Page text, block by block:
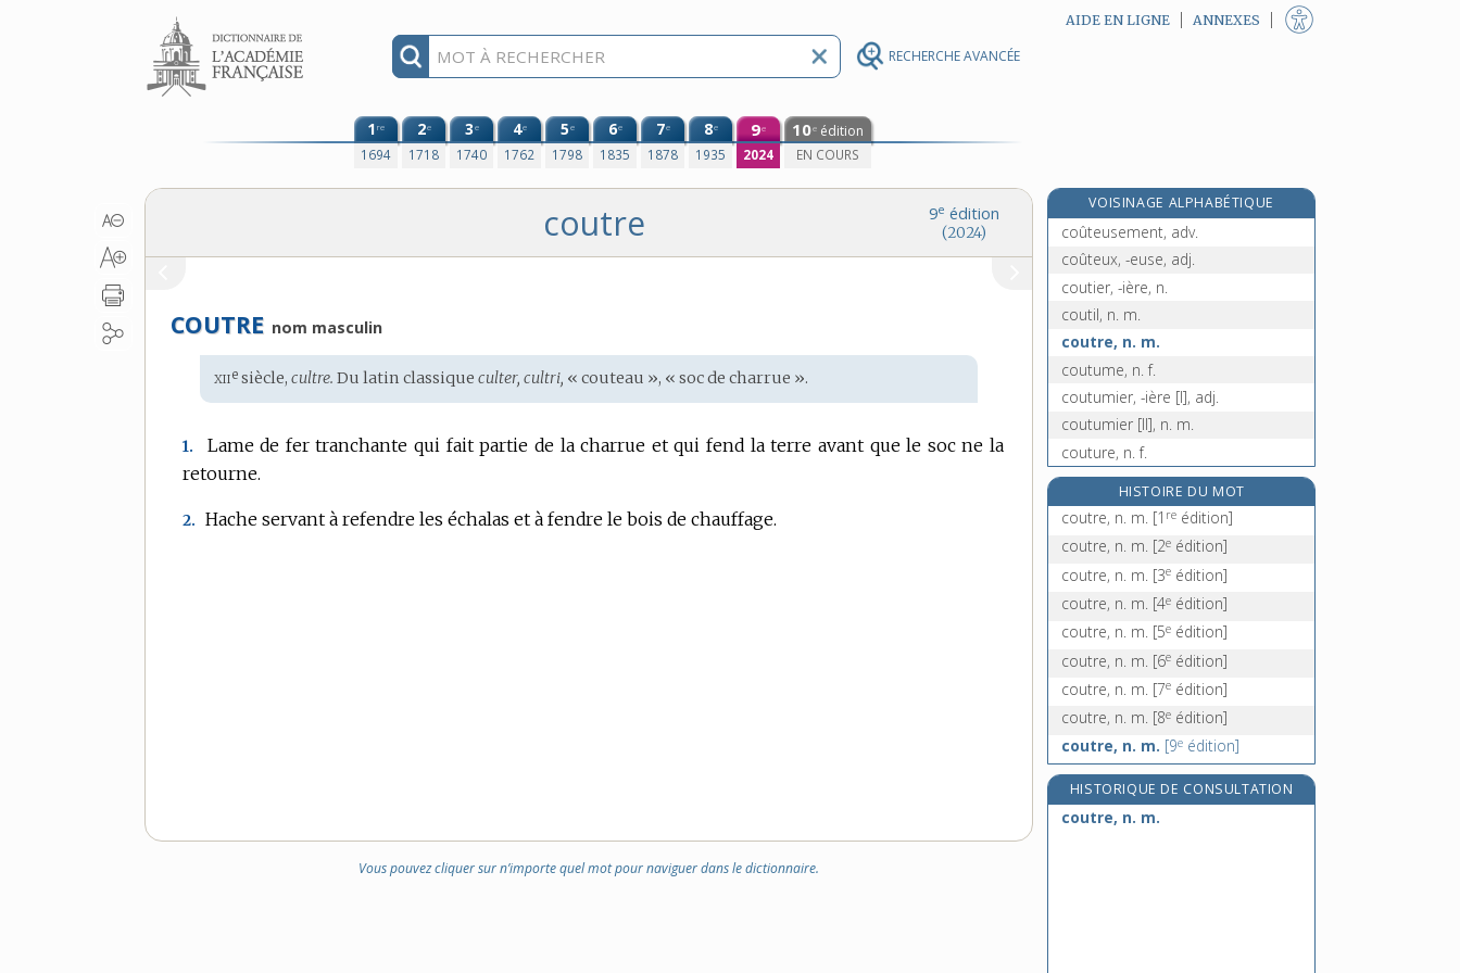
RECHERCHE AVANCÉE
Aller au contenu AIDE EN LIGNE ANNEXES
1re
1694
2e
1718
3e
1740
4e
1762
5e
1798
6e
1835
7e
1878
8e
1935
9e
2024
10e édition
EN COURS
9e édition
(2024)
coutre
COUTRE nom masculin
Étymologie
:
xiie siècle,cultre. Dulatin classique culter, cultri, « couteau », « soc de charrue ».
1.
Lame de fer tranchante qui fait partie de la charrue et qui fend la terre avant que le soc ne la
retourne.
2. Hache servant à refendre les échalas et à fendre le bois de chauffage.
Vous pouvez cliquer sur n’importe quel mot pour naviguer dans le dictionnaire.
VOISINAGE ALPHABÉTIQUE
coûter, v. intr. et tr.
coûteusement, adv.
coûteux, -euse, adj.
coutier, -ière, n.
coutil, n. m.
coutre, n. m.
coutume, n. f.
coutumier, -ière [I], adj.
coutumier [II], n. m.
couture, n. f.
couturer, v. tr.
couturier, n. m.
couvain, n. m.
HISTOIRE DU MOT
coutre, n. m. [1 re édition]
coutre, n. m. [2e édition]
coutre, n. m. [3e édition]
coutre, n. m. [4e édition]
coutre, n. m. [5e édition]
coutre, n. m. [6e édition]
coutre, n. m. [7e édition]
coutre, n. m. [8e édition]
coutre, n. m. [9e édition]
HISTORIQUE DE CONSULTATION
coutre, n. m.